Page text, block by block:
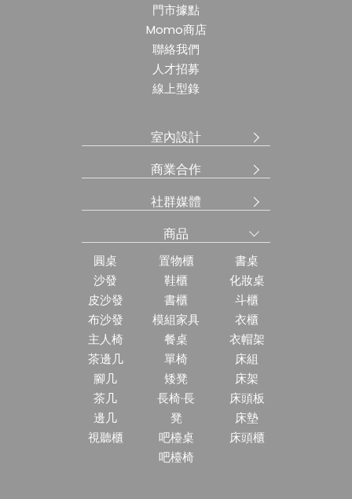
門市據點
Momo商店
聯絡我們
人才招募
線上型錄
室內設計
商業合作
社群媒體
商品
圓桌
沙發
皮沙發
布沙發
主人椅
茶邊几
腳几
茶几
邊几
視聽櫃
置物櫃
鞋櫃
書櫃
模組家具
餐桌
單椅
矮凳
長椅·長
凳
吧檯桌
吧檯椅
書桌
化妝桌
斗櫃
衣櫃
衣帽架
床組
床架
床頭板
床墊
床頭櫃